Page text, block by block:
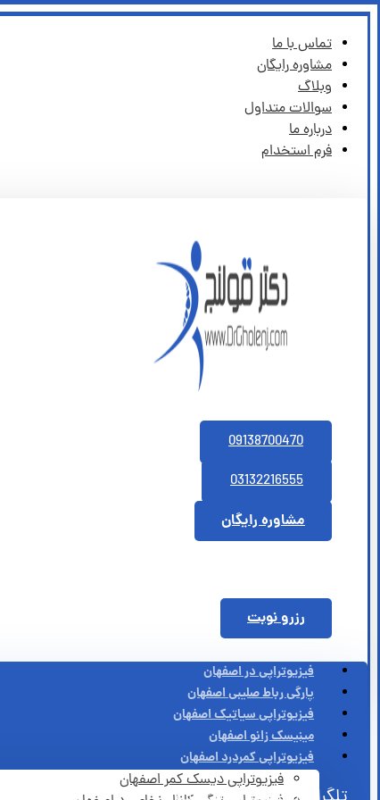
تماس با ما
مشاوره رایگان
وبلاگ
سوالات متداول
درباره ما
فرم استخدام
09138700470
03132216555
مشاوره رایگان
رزرو نوبت
فیزیوتراپی در اصفهان
پارگی رباط صلیبی اصفهان
فیزیوتراپی سیاتیک اصفهان
مینیسک زانو اصفهان
فیزیوتراپی کمردرد اصفهان
فیزیوتراپی دیسک کمر اصفهان